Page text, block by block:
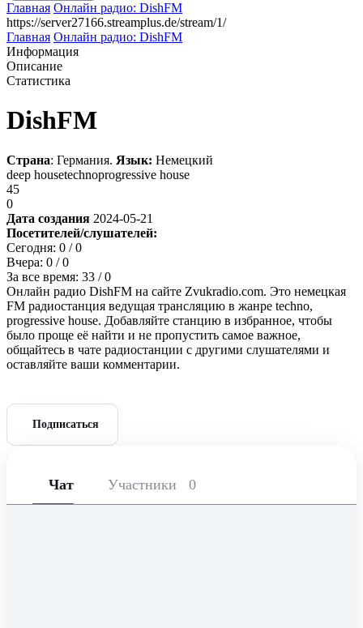
Главная Онлайн радио: DishFM
https://server27166.streamplus.de/stream/1/
Главная Онлайн радио: DishFM
Информация
Описание
Статистика
DishFM
Страна: Германия. Язык: Немецкий
deep housetechnoprogressive house
45
0
Дата создания 2024-05-21
Посетителей/слушателей:
Сегодня: 0 / 0
Вчера: 0 / 0
За все время: 33 / 0
Онлайн радио DishFM на сайте Zvukradio.com. Это немецкая
FM радиостанция ведущая трансляцию в жанре techno,
progressive house. Добавляйте станцию в избранное, чтобы
было проще её найти и не пропустить самое важное,
общайтесь в чате радиостанции с другими слушателями и
оставляйте ваши комментарии.
Подписаться
Чат Участники 0